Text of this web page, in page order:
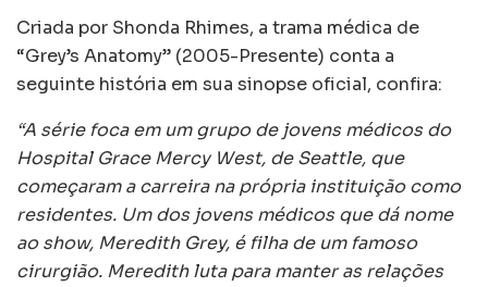
Criada por Shonda Rhimes, a trama médica de
“Grey’s Anatomy” (2005-Presente) conta a
seguinte história em sua sinopse oficial, confira:
“A série foca em um grupo de jovens médicos do
Hospital Grace Mercy West, de Seattle, que
começaram a carreira na própria instituição como
residentes. Um dos jovens médicos que dá nome
ao show, Meredith Grey, é filha de um famoso
cirurgião. Meredith luta para manter as relações